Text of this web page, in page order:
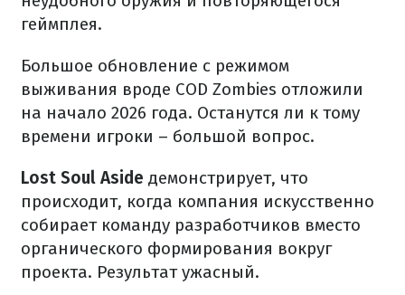
геймплея.
Большое обновление с режимом
выживания вроде COD Zombies отложили
на начало 2026 года. Останутся ли к тому
времени игроки – большой вопрос.
Lost Soul Aside демонстрирует, что
происходит, когда компания искусственно
собирает команду разработчиков вместо
органического формирования вокруг
проекта. Результат ужасный.